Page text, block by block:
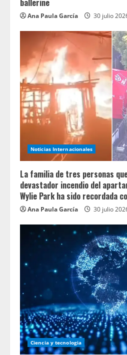
ballerine
Ana Paula García 30 julio
Noticias Internacionales
La familia de tres personas
devastador incendio del
Wylie Park ha sido recordada
Ana Paula García 30 julio
Ciencia y tecnologia